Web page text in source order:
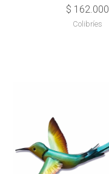
$ 162.000
Colibríes